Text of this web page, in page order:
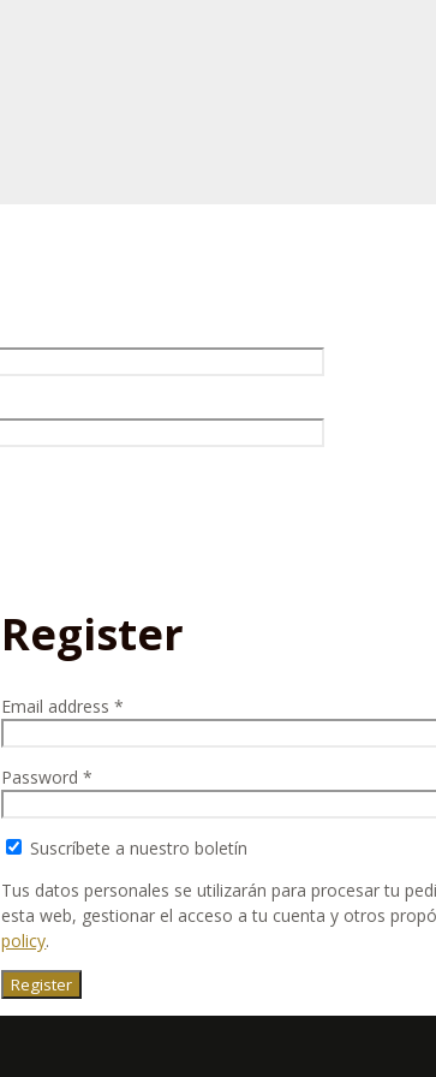
Register
Email address*
Password*
Suscríbete a nuestro boletín
Tus datos personales se utilizarán para procesar tu
esta web, gestionar el acceso a tu cuenta y otros
policy.
Register